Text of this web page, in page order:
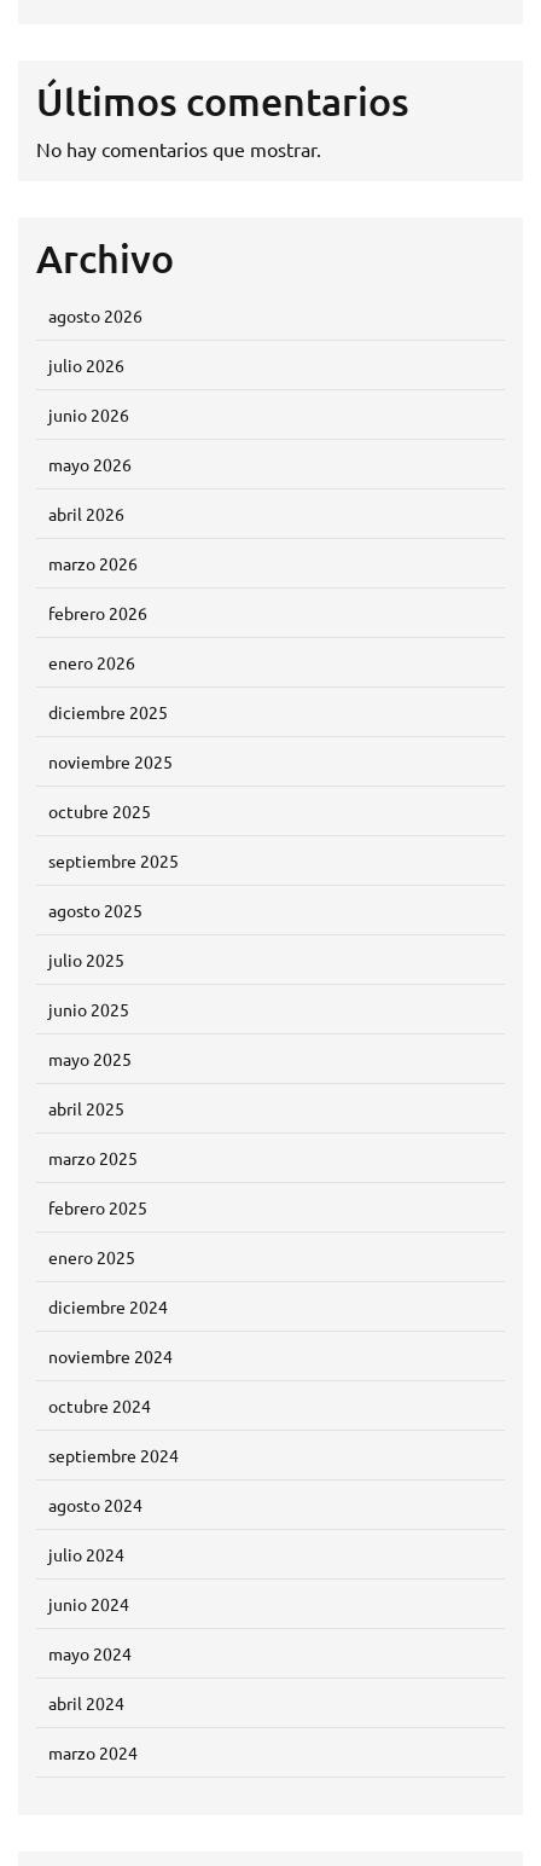
Últimos comentarios
No hay comentarios que mostrar.
Archivo
agosto 2026
julio 2026
junio 2026
mayo 2026
abril 2026
marzo 2026
febrero 2026
enero 2026
diciembre 2025
noviembre 2025
octubre 2025
septiembre 2025
agosto 2025
julio 2025
junio 2025
mayo 2025
abril 2025
marzo 2025
febrero 2025
enero 2025
diciembre 2024
noviembre 2024
octubre 2024
septiembre 2024
agosto 2024
julio 2024
junio 2024
mayo 2024
abril 2024
marzo 2024